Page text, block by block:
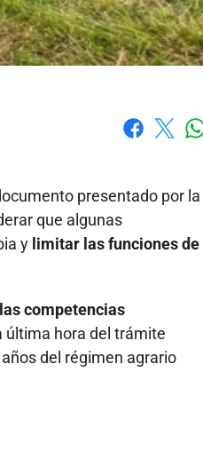
presentado por la
que algunas
y limitar las funciones de
competencias
última hora del trámite
del régimen agrario